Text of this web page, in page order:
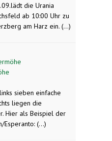
die Urania
ab 10:00 Uhr zu
am Harz ein. (...)
sieben einfache
liegen die
Hier als Beispiel der
Esperanto: (...)